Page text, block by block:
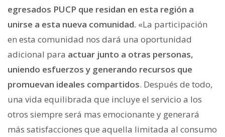
egresados PUCP que residan en esta región a
unirse a esta nueva comunidad. «La participación
en esta comunidad nos dará una oportunidad
adicional para actuar junto a otras personas,
uniendo esfuerzos y generando recursos que
promuevan ideales compartidos. Después de todo,
una vida equilibrada que incluye el servicio a los
otros siempre será mas emocionante y generará
más satisfacciones que aquella limitada al consumo